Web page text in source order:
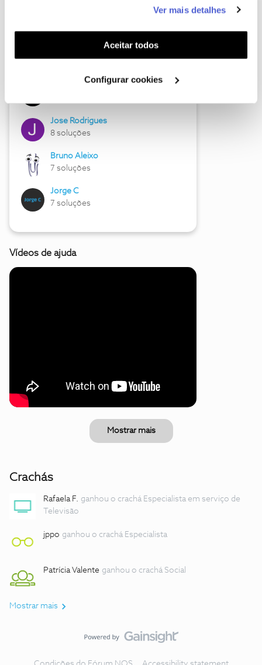
funcionalidades (cookies de personalização e
funcionalidade) e adaptar anúncios aos seus interesses
(cookies de publicidade personalizada). Pode gerir a
utilização dos cookies clicando em "Configurar
Ver mais detalhes
Aceitar todos
Configurar cookies
Hall of Fame de junho
Jose Rodrigues
8 soluções
Bruno Aleixo
7 soluções
Jorge C
7 soluções
Vídeos de ajuda
Mostrar mais
Crachás
Rafaela F. ganhou o crachá Especialista em serviço de
Televisão
jppo ganhou o crachá Especialista
Patrícia Valente ganhou o crachá Social
Mostrar mais